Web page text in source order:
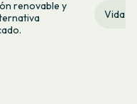
renovable y
Vida